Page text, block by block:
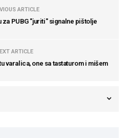
ARTICLE
za PUBG "juriti" signalne pištolje
ARTICLE
varalica, one sa tastaturom i mišem